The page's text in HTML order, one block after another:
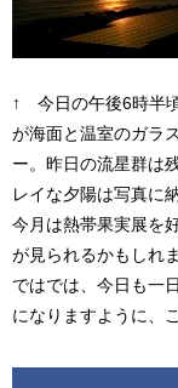
↑ 今日の午後6時半
が海面と温室のガラ
ー。昨日の流星群は
レイな夕陽は写真に
今月は熱帯果実展を
が見られるかもしれ
ではでは、今日も一
になりますように、